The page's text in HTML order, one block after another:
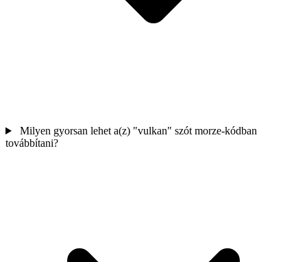
Milyen gyorsan lehet a(z) "vulkan" szót morze-kódban
továbbítani?